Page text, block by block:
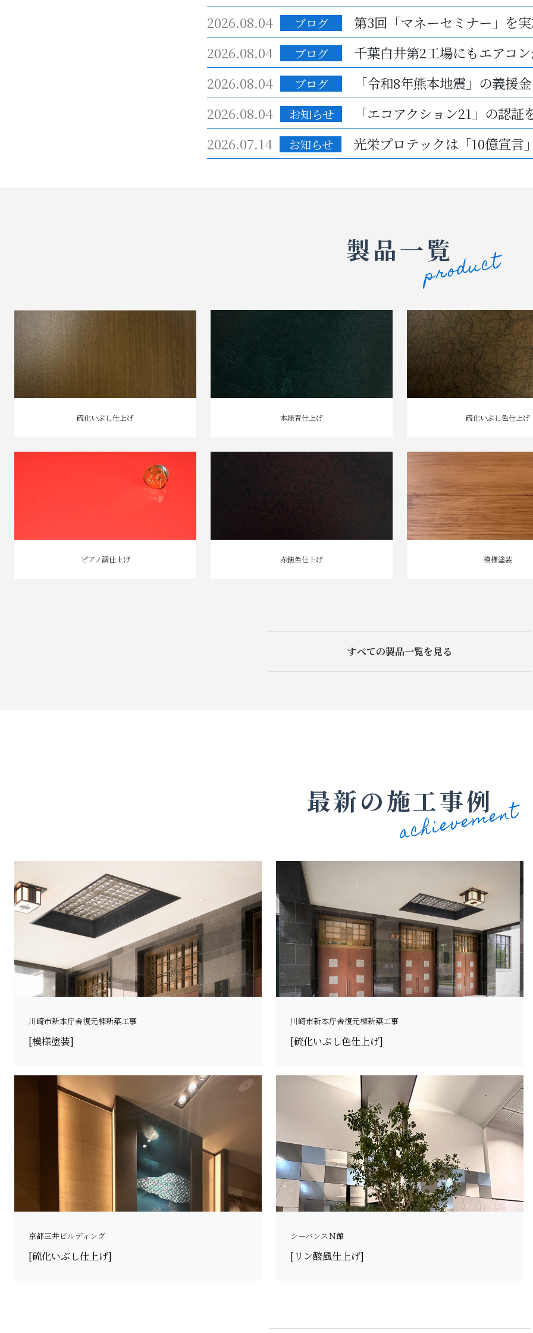
2026.08.04
ブログ
2026.08.04 ブログ
2026.08.04 ブログ
「令和8年熊本地震」の義援
2026.08.04
お知らせ
2026.07.14 お知らせ
製品一覧
硫化いぶし仕上げ 本緑青仕上げ 硫化いぶし色仕上げ
ピアノ調仕上げ 赤錆色仕上げ 模様塗装
すべての製品一覧を見る
最新の施工事例
川崎市新本庁舎復元棟新築工事
[模様塗装]
川崎市新本庁舎復元棟新築工事
[硫化いぶし色仕上げ]
京都三井ビルディング
[硫化いぶし仕上げ]
シーバンスＮ館
[リン酸風仕上げ]